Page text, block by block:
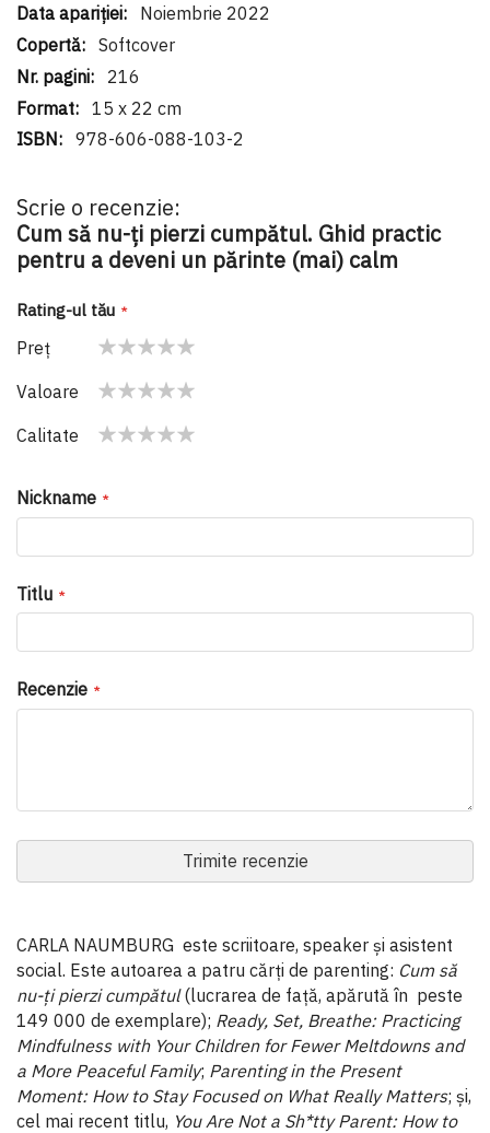
Noiembrie 2022
Softcover
216
15 x 22 cm
978-606-088-103-2
Scrie o recenzie:
Cum să nu-ți pierzi cumpătul. Ghid practic
pentru a deveni un părinte (mai) calm
Rating-ul tău
Preţ
star
stars
stars
stars
stars
Valoare
star
stars
stars
stars
stars
Calitate
Nickname
Titlu
Recenzie
Trimite recenzie
CARLA NAUMBURG este scriitoare, speaker și asistent
social. Este autoarea a patru cărți de parenting: Cum să
nu-ți pierzi cumpătul(lucrarea de față, apărută în peste
149 000 de exemplare); Ready, Set, Breathe: Practicing
Mindfulness with Your Children for Fewer Meltdowns and
a More Peaceful Family; Parenting in the Present
Moment: How to Stay Focused on What Really Matters; și,
cel mai recent titlu, You Are Not a Sh*tty Parent: How to